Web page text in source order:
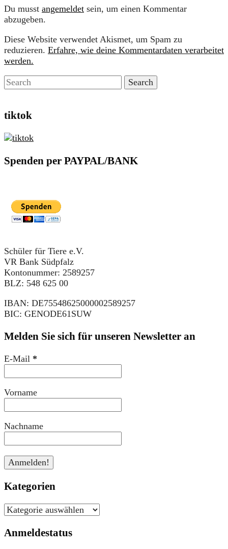
Du musst angemeldet sein, um einen Kommentar
abzugeben.
Diese Website verwendet Akismet, um Spam zu
reduzieren. Erfahre, wie deine Kommentardaten verarbeitet
werden.
tiktok
Spenden per PAYPAL/BANK
Schüler für Tiere e.V.
VR Bank Südpfalz
Kontonummer: 2589257
BLZ: 548 625 00
IBAN: DE75548625000002589257
BIC: GENODE61SUW
Melden Sie sich für unseren Newsletter an
E-Mail *
Vorname
Nachname
Kategorien
Kategorien
Anmeldestatus